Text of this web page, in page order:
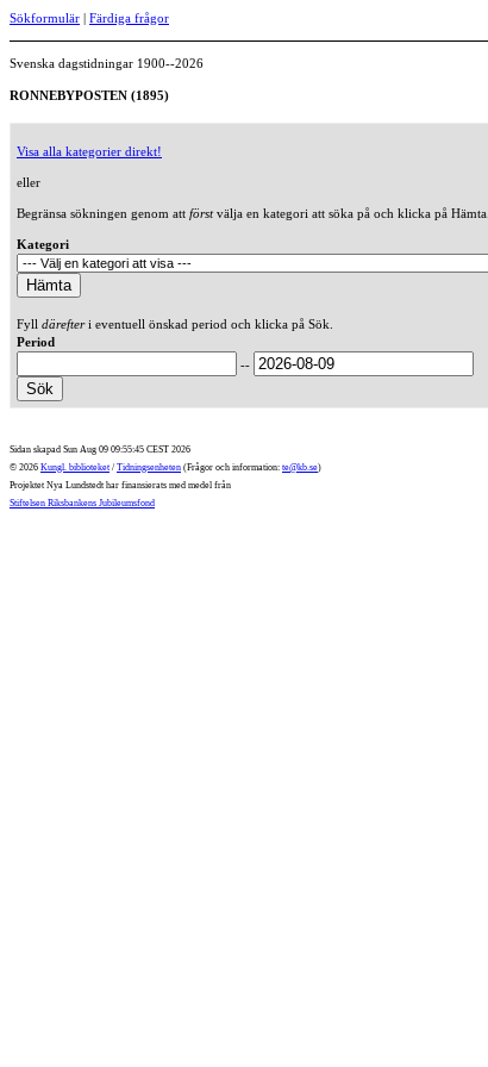
Sökformulär | Färdiga frågor
Svenska dagstidningar 1900--2026
RONNEBYPOSTEN (1895)
Visa alla kategorier direkt!
eller
Begränsa sökningen genom att förstvälja en kategori att söka på och klicka på Hämta.
Kategori
Fyll därefteri eventuell önskad period och klicka på Sök.
Period
--
Sidan skapad Sun Aug 09 09:55:45 CEST 2026
© 2026 Kungl. biblioteket / Tidningsenheten (Frågor och information: te@kb.se)
Projektet Nya Lundstedt har finansierats med medel från
Stiftelsen Riksbankens Jubileumsfond